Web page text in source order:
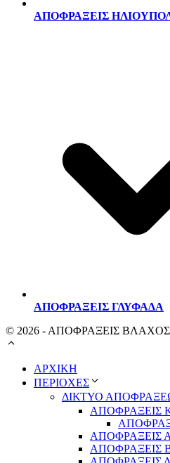
ΑΠΟΦΡΑΞΕΙΣ
ΑΠΟΦΡΑΞΕΙΣ ΓΛΥΦΑΔΑ
© 2026 - ΑΠΟΦΡΑΞΕΙΣ ΒΛΑΧΟΣ
ΑΡΧΙΚΗ
ΠΕΡΙΟΧΕΣ
ΔΙΚΤΥΟ
ΑΠΟΦΡΑΞΕΙΣ
ΑΠΟΦΡΑΞΕΙΣ
ΑΠΟΦΡΑΞΕΙΣ